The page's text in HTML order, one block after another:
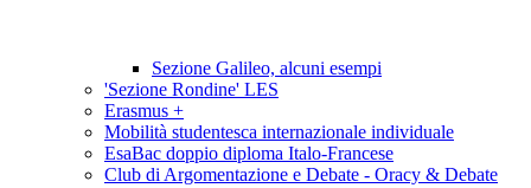
Sezione Galileo, alcuni esempi
'Sezione Rondine' LES
Erasmus +
Mobilità studentesca internazionale individuale
EsaBac doppio diploma Italo-Francese
Club di Argomentazione e Debate - Oracy & Debate